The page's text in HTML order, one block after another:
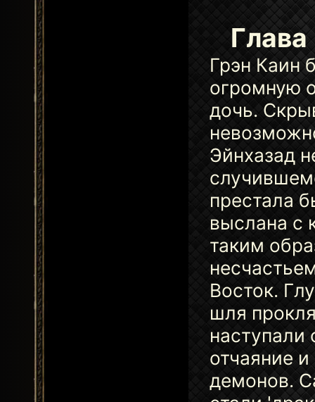
Грэн Каин
огромную
дочь.
Эйнхазад
престала
выслана с
таким
Восток.
шля
отчаяние
демонов.